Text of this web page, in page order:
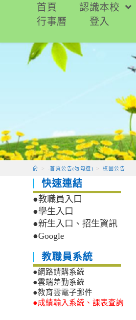
要
首頁 認識本校
行事曆
登入
> -首頁公告(勿勾選) > 校園公告
快速連結
●教職員入口
●學生入口
●新生入口、招生資訊
●Google
教職員系統
●網路請購系統
●雲端差勤系統
●教育雲電子郵件
●成績輸入系統、課表查詢